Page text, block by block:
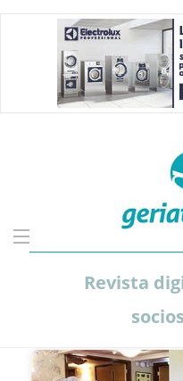
Revista